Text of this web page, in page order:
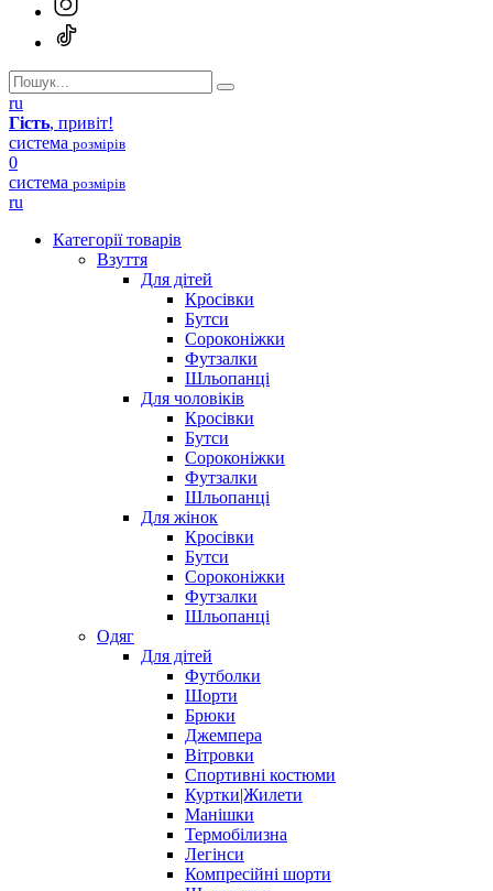
ru
Гість, привіт!
система розмірів
0
система розмірів
ru
Категорії товарів
Взуття
Для дітей
Кросівки
Бутси
Сороконіжки
Футзалки
Шльопанці
Для чоловіків
Кросівки
Бутси
Сороконіжки
Футзалки
Шльопанці
Для жінок
Кросівки
Бутси
Сороконіжки
Футзалки
Шльопанці
Одяг
Для дітей
Футболки
Шорти
Брюки
Джемпера
Вітровки
Спортивні костюми
Куртки|Жилети
Манішки
Термобілизна
Легінси
Компресійні шорти